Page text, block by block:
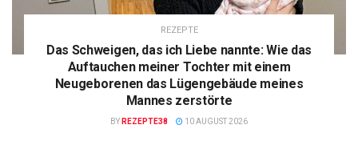
REZEPTE
Das Schweigen, das ich Liebe nannte: Wie das
Auftauchen meiner Tochter mit einem
Neugeborenen das Lügengebäude meines
Mannes zerstörte
BY REZEPTE38 10 AUGUST 2026